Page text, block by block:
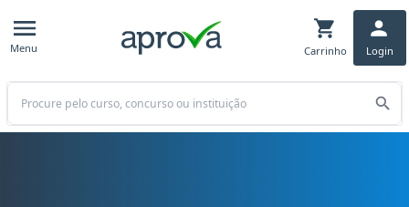
Menu Carrinho Login
Buscar